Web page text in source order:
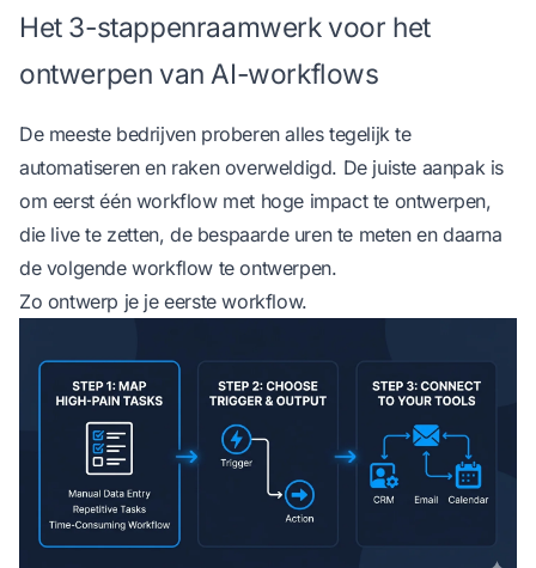
Het 3-stappenraamwerk voor het
ontwerpen van AI-workflows
De meeste bedrijven proberen alles tegelijk te
automatiseren en raken overweldigd. De juiste aanpak is
om eerst één workflow met hoge impact te ontwerpen,
die live te zetten, de bespaarde uren te meten en daarna
de volgende workflow te ontwerpen.
Zo ontwerp je je eerste workflow.